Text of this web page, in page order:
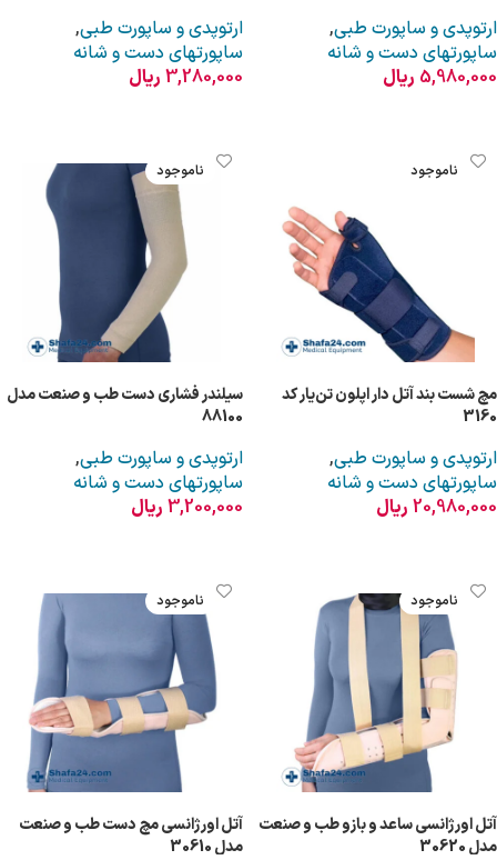
ارتوپدی و ساپورت طبی,
ساپورتهای دست و شانه
5,980,000 ریال
ارتوپدی و ساپورت طبی,
ساپورتهای دست و شانه
3,280,000 ریال
ناموجود
مچ شست بند آتل دار اپلون تن‌یار کد
3160
ارتوپدی و ساپورت طبی,
ساپورتهای دست و شانه
20,980,000 ریال
ناموجود
سیلندر فشاری دست طب و صنعت مدل
88100
ارتوپدی و ساپورت طبی,
ساپورتهای دست و شانه
3,200,000 ریال
ناموجود
آتل اورژانسی ساعد و بازو طب و صنعت
مدل 30620
ناموجود
آتل اورژانسی مچ دست طب و صنعت
مدل 30610